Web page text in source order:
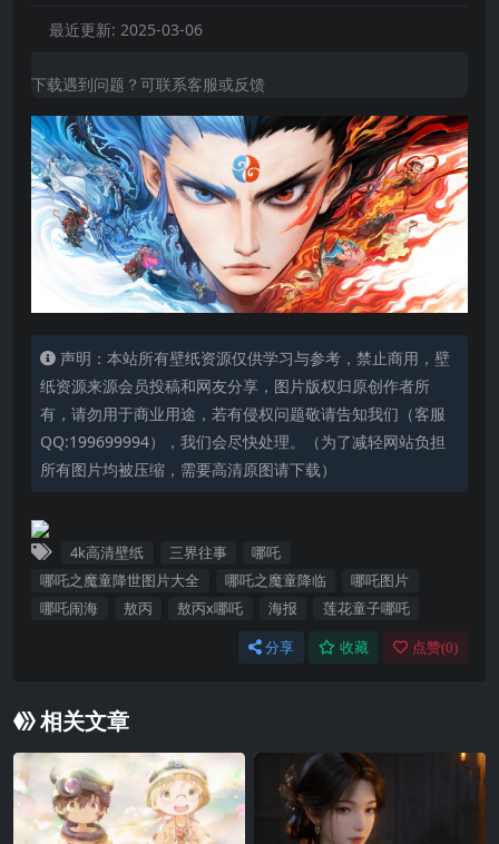
最近更新: 2025-03-06
下载遇到问题？可联系客服或反馈
声明：本站所有壁纸资源仅供学习与参考，禁止商用，壁
纸资源来源会员投稿和网友分享，图片版权归原创作者所
有，请勿用于商业用途，若有侵权问题敬请告知我们（客服
QQ:199699994），我们会尽快处理。（为了减轻网站负担
所有图片均被压缩，需要高清原图请下载）
4k高清壁纸 三界往事
哪吒
哪吒之魔童降世图片大全
哪吒之魔童降临
哪吒图片
哪吒闹海
敖丙 敖丙x哪吒 海报 莲花童子哪吒
分享 收藏 点赞(0)
相关文章